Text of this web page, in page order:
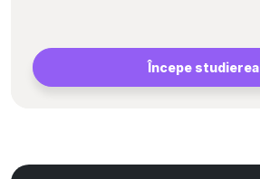
Începe studierea